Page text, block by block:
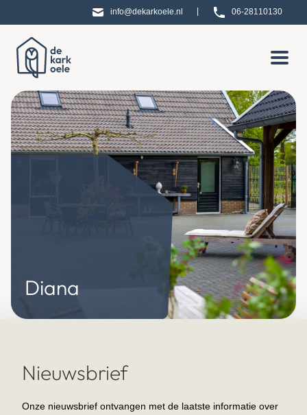
info@dekarkoele.nl 06-28110130
Diana
Nieuwsbrief
Onze nieuwsbrief ontvangen met de laatste informatie over